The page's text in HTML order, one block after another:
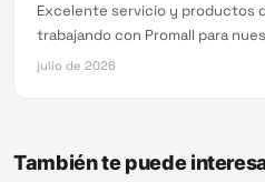
Excelente servicio y productos
trabajando con Promall para
julio de 2026
También te puede